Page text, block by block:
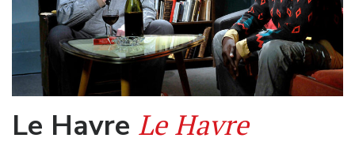
Le Havre Le Havre